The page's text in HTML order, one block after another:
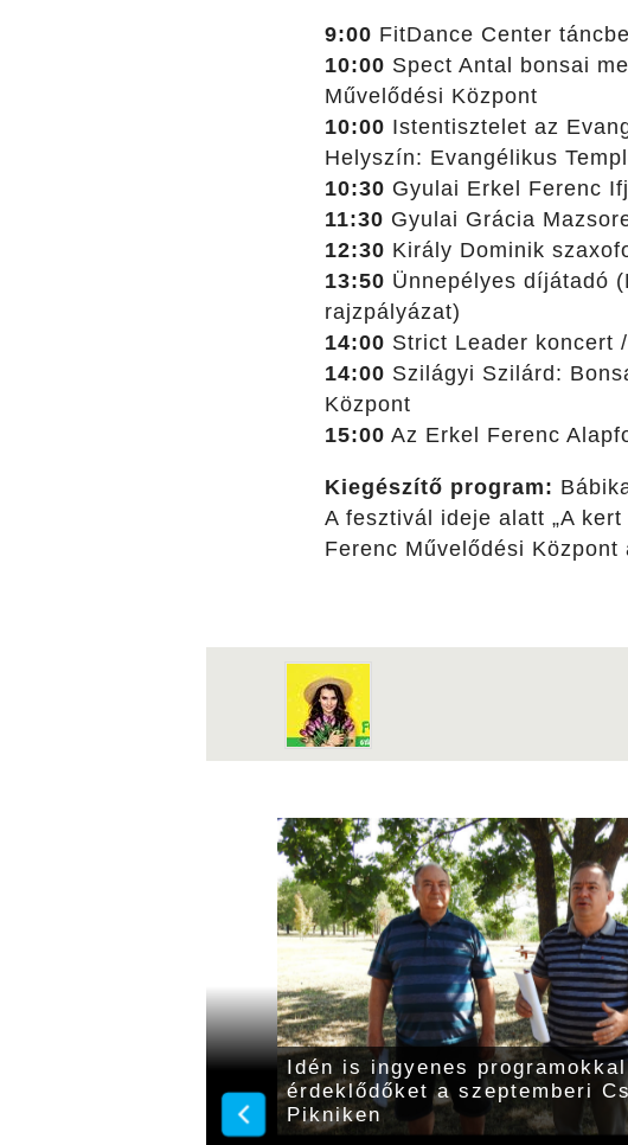
9:00 FitDance Center
10:00 Spect Antal bonsai
Művelődési Központ
10:00 Istentisztelet az
Helyszín: Evangélikus
10:30 Gyulai Erkel Ferenc
11:30 Gyulai Grácia
12:30 Király Dominik
13:50 Ünnepélyes díjátadó
rajzpályázat)
14:00 Strict Leader koncert
14:00 Szilágyi Szilárd:
Központ
15:00 Az Erkel Ferenc
Kiegészítő program:
A fesztivál ideje alatt „A
Ferenc Művelődési Központ
Idén is ingyenes
érdeklődőket a szeptemberi
Pikniken